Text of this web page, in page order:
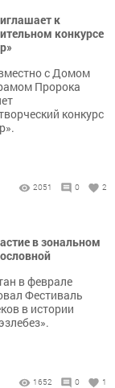
к
конкурсе
с Домом
Пророка
конкурс
2051 0 2
в зональном
в феврале
Фестиваль
в истории
1652 0 1